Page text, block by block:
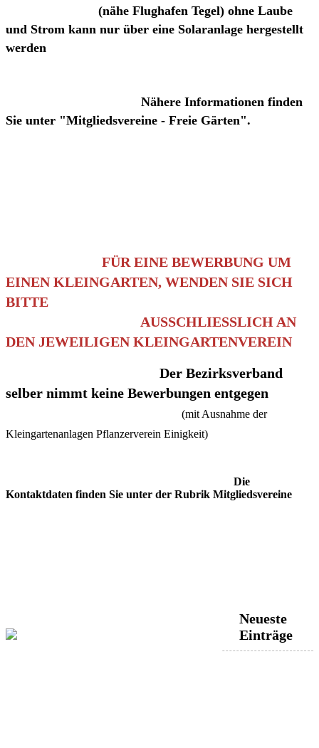
(nähe Flughafen Tegel) ohne Laube
und Strom kann nur über eine Solaranlage hergestellt
werden
Nähere Informationen finden
Sie unter "Mitgliedsvereine - Freie Gärten".
FÜR EINE BEWERBUNG UM
EINEN KLEINGARTEN, WENDEN SIE SICH
BITTE
AUSSCHLIESSLICH AN
DEN JEWEILIGEN KLEINGARTENVEREIN
Der Bezirksverband
selber nimmt keine Bewerbungen entgegen
(mit Ausnahme der
Kleingartenanlagen Pflanzerverein Einigkeit)
Die
Kontaktdaten finden Sie unter der Rubrik Mitgliedsvereine
Neueste
Einträge